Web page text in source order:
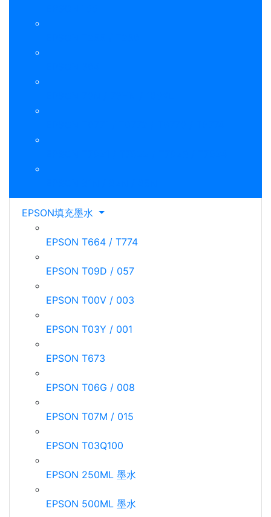
EPSON填充墨水
EPSON T664 / T774
EPSON T09D / 057
EPSON T00V / 003
EPSON T03Y / 001
EPSON T673
EPSON T06G / 008
EPSON T07M / 015
EPSON T03Q100
EPSON 250ML 墨水
EPSON 500ML 墨水